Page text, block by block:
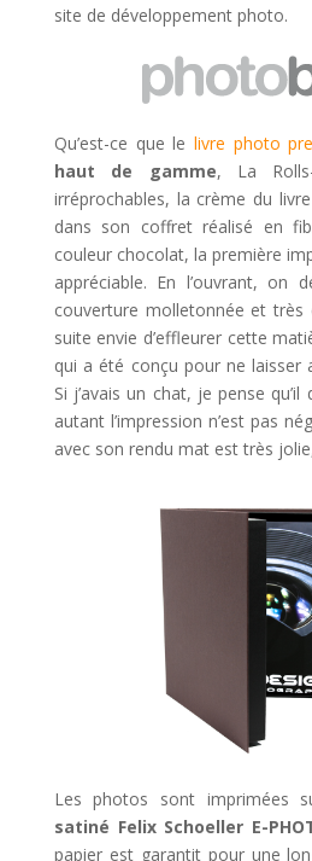
site de développement photo.
Qu’est-ce que le livre photo
haut de gamme, La
irréprochables, la crème du
dans son coffret réalisé en
couleur chocolat, la première
appréciable. En l’ouvrant, on
couverture molletonnée et très
suite envie d’effleurer cette
qui a été conçu pour ne laisser
Si j’avais un chat, je pense
autant l’impression n’est pas
avec son rendu mat est très
Les photos sont imprimées
satiné Felix Schoeller E-
papier est garantit pour une